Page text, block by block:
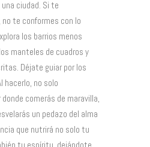
ciudad. Si te
te conformes con lo
los barrios menos
manteles de cuadros y
Déjate guiar por los
hacerlo, no solo
comerás de maravilla,
un pedazo del alma
que nutrirá no solo tu